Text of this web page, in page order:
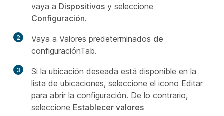
vaya a Dispositivos y seleccione
Configuración.
2 Vaya a Valores predeterminados de
configuraciónTab.
3
Si la ubicación deseada está disponible en la
lista de ubicaciones, seleccione el icono Editar
para abrir la configuración. De lo contrario,
seleccione Establecer valores